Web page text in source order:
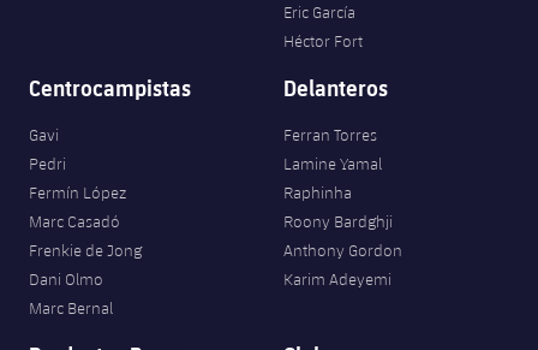
Eric García
Héctor Fort
Centrocampistas
Gavi
Pedri
Fermín López
Marc Casadó
Frenkie de Jong
Dani Olmo
Marc Bernal
Delanteros
Ferran Torres
Lamine Yamal
Raphinha
Roony Bardghji
Anthony Gordon
Karim Adeyemi